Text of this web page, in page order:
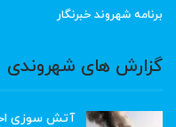
برنامه شهروند خبرنگار
گزارش های شهروندی
آتش سوزی